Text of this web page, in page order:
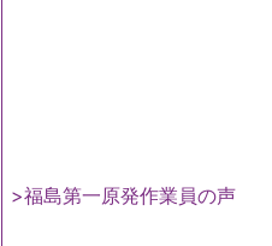
>福島第一原発作業員の声